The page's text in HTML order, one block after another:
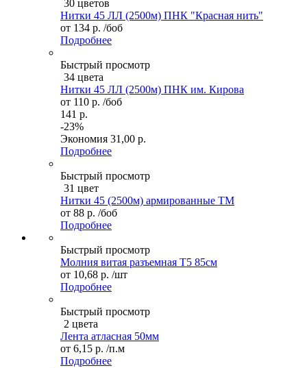
30 цветов
Нитки 45 ЛЛ (2500м) ПНК "Красная нить"
от 134 р. /боб
Подробнее
Быстрый просмотр
34 цвета
Нитки 45 ЛЛ (2500м) ПНК им. Кирова
от 110 р. /боб
141 р.
-23%
Экономия 31,00 р.
Подробнее
Быстрый просмотр
31 цвет
Нитки 45 (2500м) армированные ТМ
от 88 р. /боб
Подробнее
Быстрый просмотр
Молния витая разъемная Т5 85см
от 10,68 р. /шт
Подробнее
Быстрый просмотр
2 цвета
Лента атласная 50мм
от 6,15 р. /п.м
Подробнее